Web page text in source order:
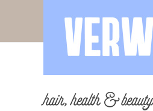
hair, health & beauty